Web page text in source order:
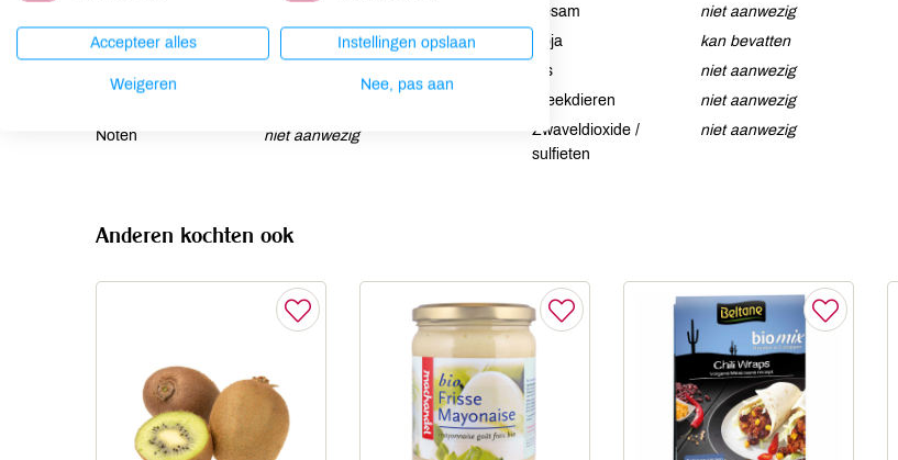
Lactose
niet aanwezig
Lupine
Noten
niet aanwezig
Sesam
niet aanwezig
Soja
kan bevatten
Vis
niet aanwezig
Weekdieren
niet aanwezig
Zwaveldioxide /
sulfieten
niet aanwezig
Anderen kochten ook
Accepteer alles Instellingen opslaan
Weigeren Nee, pas aan